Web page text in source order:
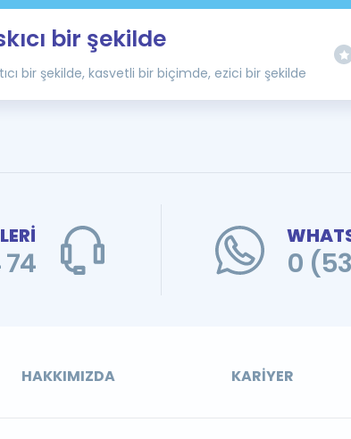
bir şekilde
bir şekilde, kasvetli bir biçimde, ezici bir şekilde
0
HAKKIMIZDA KARIYER